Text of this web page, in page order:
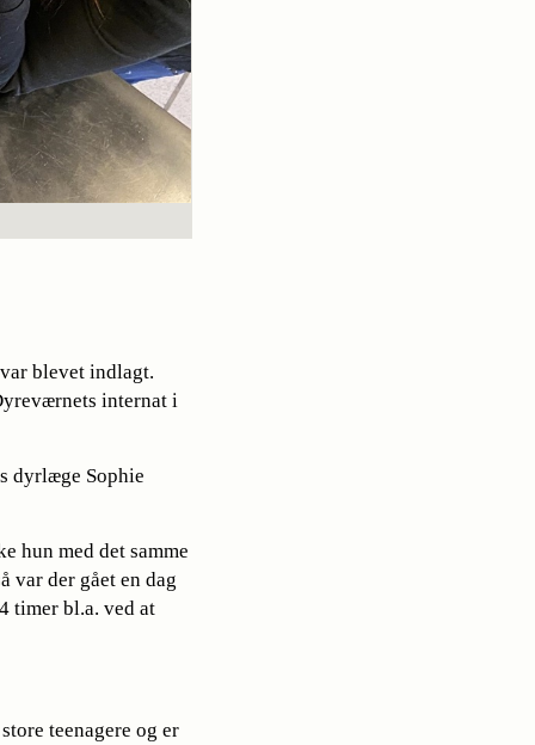
blevet indlagt.
internat i
dyrlæge Sophie
hun med det samme
der gået en dag
timer bl.a. ved at
teenagere og er